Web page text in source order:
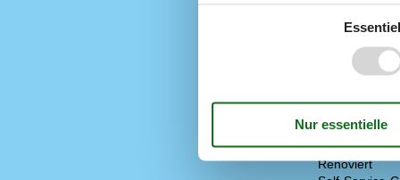
Anzahl
Baujahr
Baumaterial:
ECO,
Haustiere Ja
Heizung,
Renoviert